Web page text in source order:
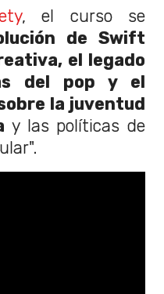
, el curso se
de Swift
el legado
del pop y el
la juventud
y las políticas de